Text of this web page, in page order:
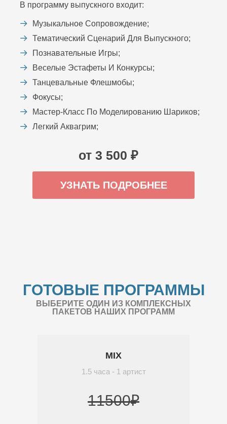
В программу выпускного входит:
Музыкальное Сопровождение;
Тематический Сценарий Для Выпускного;
Познавательные Игры;
Веселые Эстафеты И Конкурсы;
Танцевальные Флешмобы;
Фокусы;
Мастер-Класс По Моделированию Шариков;
Легкий Аквагрим;
от 3 500 ₽
УЗНАТЬ ПОДРОБНЕЕ
ГОТОВЫЕ ПРОГРАММЫ
ВЫБЕРИТЕ ОДИН ИЗ КОМПЛЕКСНЫХ
ПАКЕТОВ НАШИХ ПРОГРАММ
MIX
1.5 часа - 1 артист
11500₽